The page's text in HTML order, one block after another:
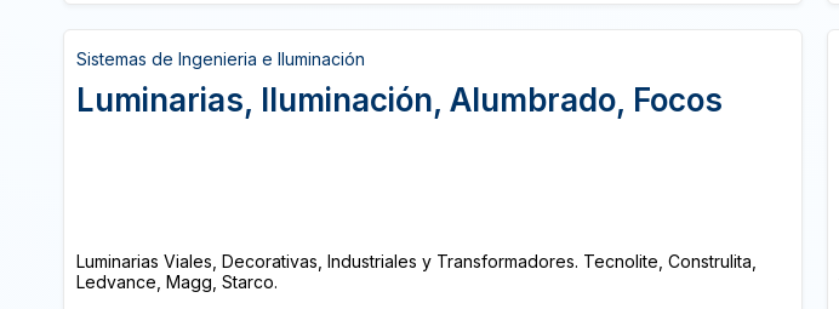
Sistemas de Ingenieria e Iluminación
Luminarias, Iluminación, Alumbrado, Focos
Luminarias Viales, Decorativas, Industriales y Transformadores. Tecnolite, Construlita,
Ledvance, Magg, Starco.